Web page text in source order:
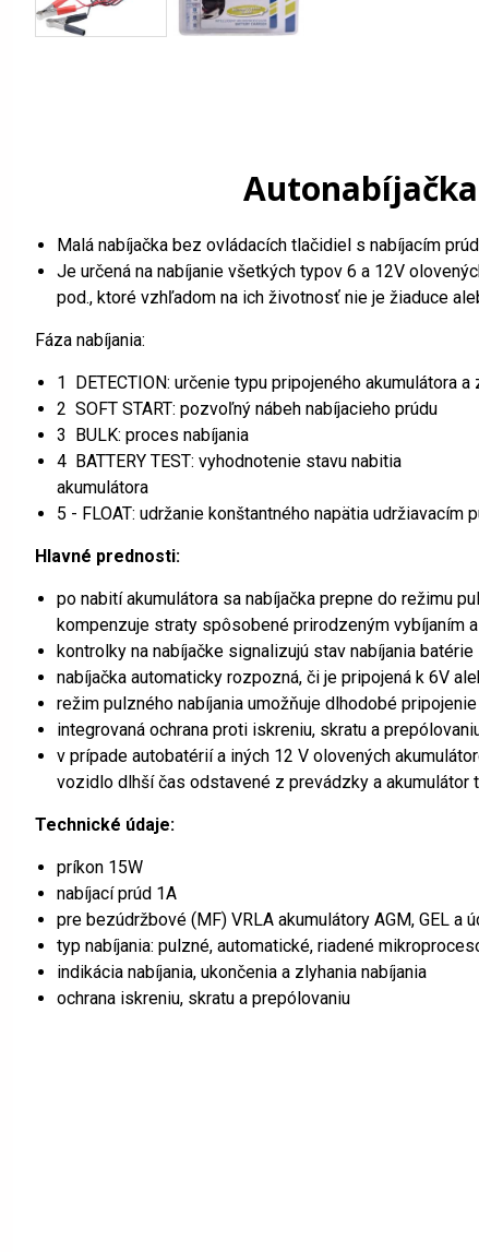
Malá nabíjačka bez ovládacích tlačidiel s nabíjacím
Je určená na nabíjanie všetkých typov 6 a 12V
pod., ktoré vzhľadom na ich životnosť nie je žiaduce
Fáza nabíjania:
1 DETECTION: určenie typu pripojeného akumulátora
2 SOFT START: pozvoľný nábeh nabíjacieho prúdu
3 BULK: proces nabíjania
4 BATTERY TEST: vyhodnotenie stavu nabitia
akumulátora
5 - FLOAT: udržanie konštantného napätia udržiavacím
Hlavné prednosti:
po nabití akumulátora sa nabíjačka prepne do režimu
kompenzuje straty spôsobené prirodzeným vybíjaním
kontrolky na nabíjačke signalizujú stav nabíjania batérie
nabíjačka automaticky rozpozná, či je pripojená k 6V
režim pulzného nabíjania umožňuje dlhodobé
integrovaná ochrana proti iskreniu, skratu a
v prípade autobatérií a iných 12 V olovených
vozidlo dlhší čas odstavené z prevádzky a akumulátor
Technické údaje:
príkon 15W
nabíjací prúd 1A
pre bezúdržbové (MF) VRLA akumulátory AGM, GEL
typ nabíjania: pulzné, automatické, riadené
indikácia nabíjania, ukončenia a zlyhania nabíjania
ochrana iskreniu, skratu a prepólovaniu